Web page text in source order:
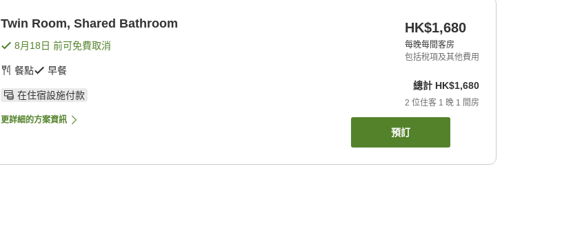
Twin Room, Shared Bathroom
8月18日 前可免費取消
餐點 早餐
在住宿設施付款
更詳細的方案資訊
HK$1,680
每晚每間客房
包括稅項及其他費用
總計 HK$1,680
2 位住客 1 晚 1 間房
預訂